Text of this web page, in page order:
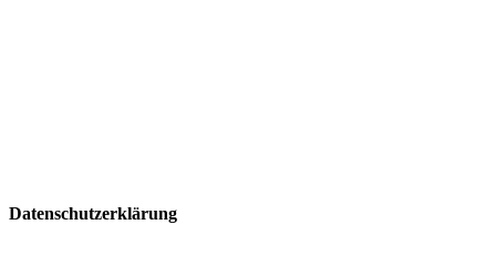
Datenschutzerklärung